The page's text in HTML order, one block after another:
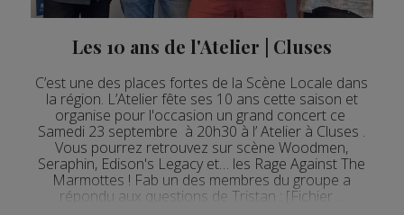
Les 10 ans de l'Atelier | Cluses
C’est une des places fortes de la Scène Locale dans
la région. L’Atelier fête ses 10 ans cette saison et
organise pour l'occasion un grand concert ce
Samedi 23 septembre à 20h30 à l’ Atelier à Cluses .
Vous pourrez retrouvez sur scène Woodmen,
Seraphin, Edison's Legacy et… les Rage Against The
Marmottes ! Fab un des membres du groupe a
répondu aux questions de Tristan : [Fichier ...